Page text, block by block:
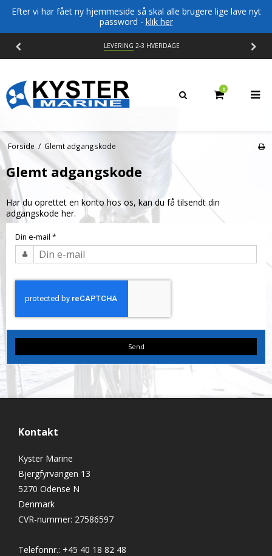
Efter vi har fået ny hjemmeside så skal alle brugere lige lave nyt
password - klik her
LEVERING 2-3 HVERDAGE
0
Forside / Glemt adgangskode
Glemt adgangskode
Har du oprettet en konto hos os, kan du få tilsendt din
adgangskode her.
Din e-mail *
Send
Kontakt
Kyster Marine
Bjergfyrvangen 13
5270 Odense N
Denmark
CVR-nummer: 27586597
Telefonnr.: +45 40 18 82 48